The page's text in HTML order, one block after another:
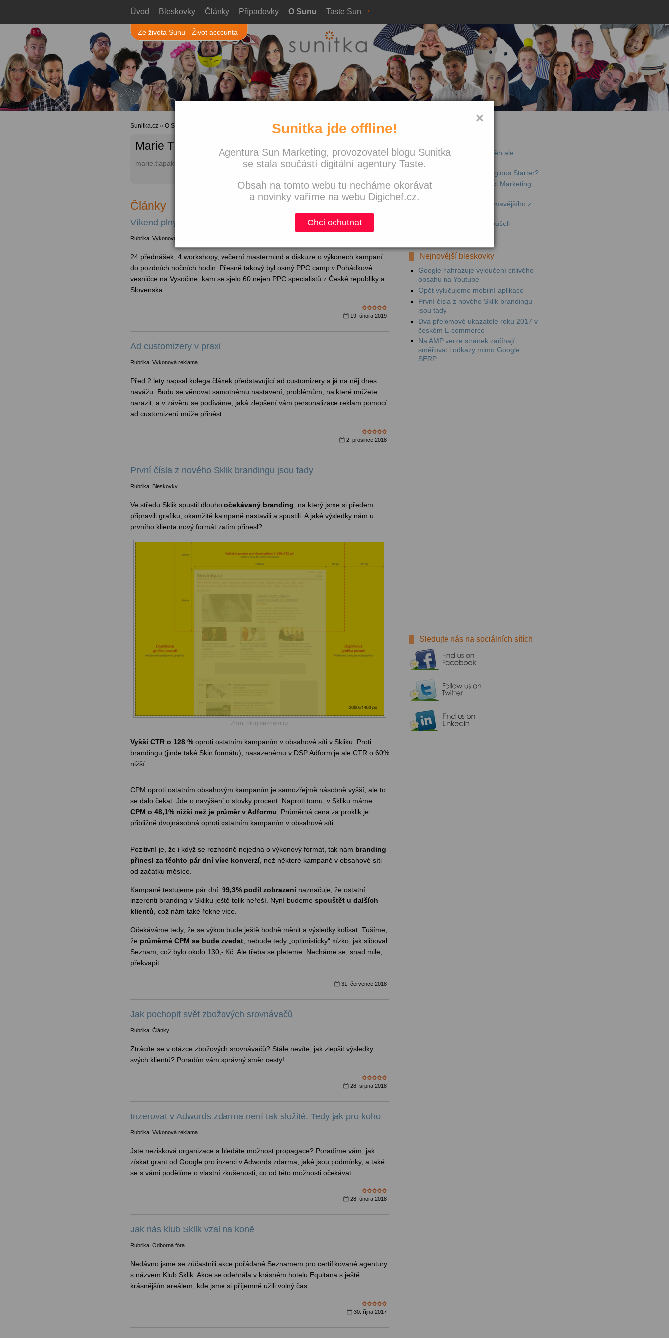
×
Sunitka jde offline!
Agentura Sun Marketing, provozovatel blogu Sunitka
se stala součástí digitální agentury Taste.
Obsah na tomto webu tu necháme okorávat
a novinky vaříme na webu Digichef.cz.
Chci ochutnat
Úvod Bleskovky Články Případovky O Sunu Taste Sun
Ze života Sunu Život accounta
Sunitka.cz » O Sunu
Marie Tlapáková
marie.tlapakova (at) sunmarketing.cz
Články
Víkend plný toho nejzajímavějšího z PPC světa
Rubrika: Výkonová reklama
24 přednášek, 4 workshopy, večerní mastermind a diskuze o výkonech kampaní
do pozdních nočních hodin. Přesně takový byl osmý PPC camp v Pohádkové
vesničce na Vysočine, kam se sjelo 60 nejen PPC specialistů z České republiky a
Slovenska.
19. února 2019
Ad customizery v praxi
Rubrika: Výkonová reklama
Před 2 lety napsal kolega článek představující ad customizery a já na něj dnes
navážu. Budu se věnovat samotnému nastavení, problémům, na které můžete
narazit, a v závěru se podíváme, jaká zlepšení vám personalizace reklam pomocí
ad customizerů může přinést.
2. prosince 2018
První čísla z nového Sklik brandingu jsou tady
Rubrika: Bleskovky
Ve středu Sklik spustil dlouho očekávaný branding , na který jsme si předem
připravili grafiku, okamžitě kampaně nastavili a spustili. A jaké výsledky nám u
prvního klienta nový formát zatím přinesl?
Zdroj:blog.seznam.cz
Vyšší CTR o 128 % oproti ostatním kampaním v obsahové síti v Skliku. Proti
brandingu (jinde také Skin formátu), nasazenému v DSP Adform je ale CTR o 60%
nižší.
CPM oproti ostatním obsahovým kampaním je samozřejmě násobně vyšší, ale to
se dalo čekat. Jde o navýšení o stovky procent. Naproti tomu, v Skliku máme
CPM o 48,1% nižší než je průměr v Adformu . Průměrná cena za proklik je
přibližně dvojnásobná oproti ostatním kampaním v obsahové síti.
Pozitivní je, že i když se rozhodně nejedná o výkonový formát, tak nám branding
přinesl za těchto pár dní více konverzí , než některé kampaně v obsahové síti
od začátku měsíce.
Kampaně testujeme pár dní. 99,3% podíl zobrazení naznačuje, že ostatní
inzerenti branding v Skliku ještě tolik neřeší. Nyní budeme spouštět u dalších
klientů , což nám také řekne více.
Očekáváme tedy, že se výkon bude ještě hodně měnit a výsledky kolísat. Tušíme,
že průměrné CPM se bude zvedat , nebude tedy „optimisticky“ nízko, jak sliboval
Seznam, což bylo okolo 130,- Kč. Ale třeba se pleteme. Necháme se, snad mile,
překvapit.
31. července 2018
Jak pochopit svět zbožových srovnávačů
Rubrika: Články
Ztrácíte se v otázce zbožových srovnávačů? Stále nevíte, jak zlepšit výsledky
svých klientů? Poradím vám správný směr cesty!
28. srpna 2018
Inzerovat v Adwords zdarma není tak složité. Tedy jak pro koho
Rubrika: Výkonová reklama
Jste nezisková organizace a hledáte možnost propagace? Poradíme vám, jak
získat grant od Google pro inzerci v Adwords zdarma, jaké jsou podmínky, a také
se s vámi podělíme o vlastní zkušenosti, co od této možnosti očekávat.
28. února 2018
Jak nás klub Sklik vzal na koně
Rubrika: Odborná fóra
Nedávno jsme se zúčastnili akce pořádané Seznamem pro certifikované agentury
s názvem Klub Sklik. Akce se odehrála v krásném hotelu Equitana s ještě
krásnějším areálem, kde jsme si příjemně užili volný čas.
30. října 2017
Sunitka jde offline – příběh ale
nekonči!
Co jsme chytili na Contagious Starter?
Navštívili jsme konferenci Marketing
Víkend plný toho nejzajímavějšího z
Mezi prvními jsme vyzkoušeli
Nejnovější bleskovky
Google nahrazuje vyloučení citlivého
obsahu na Youtube
Opět vylučujeme mobilní aplikace
První čísla z nového Sklik brandingu
jsou tady
Dva přelomové ukazatele roku 2017 v
českém E-commerce
Na AMP verze stránek začínají
směřovat i odkazy mimo Google
SERP
Sledujte nás na sociálních sítích